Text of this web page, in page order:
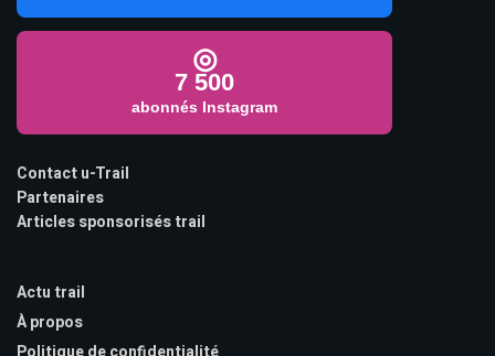
◎
7 500
abonnés Instagram
Contact u-Trail
Partenaires
Articles sponsorisés trail
Actu trail
À propos